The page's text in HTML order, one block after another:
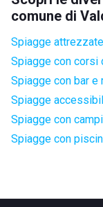
comune di
Spiagge attrezzate
Spiagge con
Spiagge con bar e
Spiagge
Spiagge con
Spiagge con